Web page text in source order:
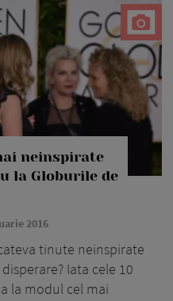
neinspirate
la Globurile de
2016
tinute neinspirate
Iata cele 10
la modul cel mai